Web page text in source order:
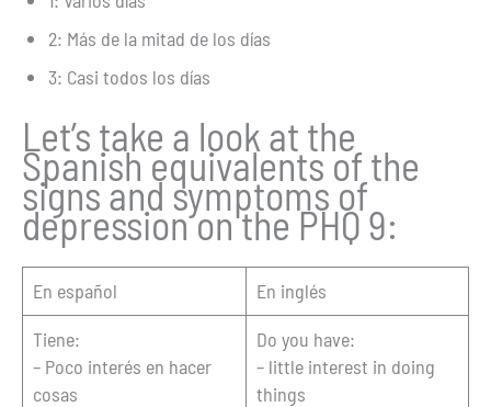
2: Más de la mitad de los días
3: Casi todos los días
Let’s take a look at the
Spanish equivalents of the
signs and symptoms of
depression on the PHQ 9:
En español
En inglés
Tiene:
– Poco interés en hacer
cosas
Do you have:
– little interest in doing
things